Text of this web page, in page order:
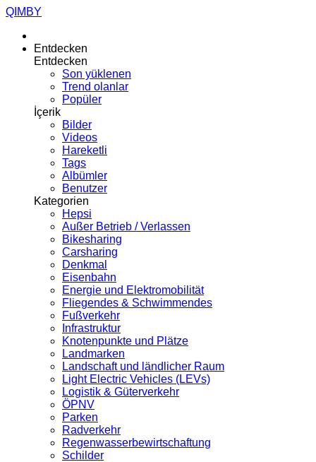
QIMBY
Entdecken
Entdecken
Son yüklenen
Trend olanlar
Popüler
İçerik
Bilder
Videos
Hareketli
Tags
Albümler
Benutzer
Kategorien
Hepsi
Außer Betrieb / Verlassen
Bikesharing
Carsharing
Denkmal
Eisenbahn
Energie und Elektromobilität
Fliegendes & Schwimmendes
Fußverkehr
Infrastruktur
Knotenpunkte und Plätze
Landmarken
Landschaft und ländlicher Raum
Light Electric Vehicles (LEVs)
Logistik & Güterverkehr
ÖPNV
Parken
Radverkehr
Regenwasserbewirtschaftung
Schilder